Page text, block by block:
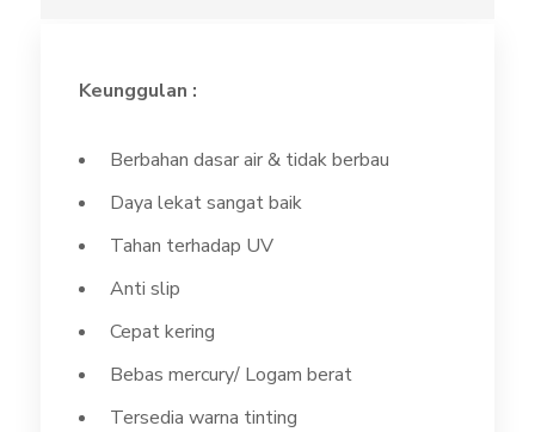
Keunggulan :
Berbahan dasar air & tidak berbau
Daya lekat sangat baik
Tahan terhadap UV
Anti slip
Cepat kering
Bebas mercury/ Logam berat
Tersedia warna tinting